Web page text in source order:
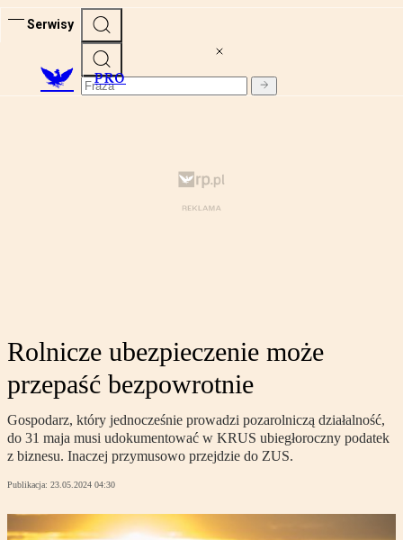
Serwisy
PRO
Rolnicze ubezpieczenie może
przepaść bezpowrotnie
Gospodarz, który jednocześnie prowadzi pozarolniczą działalność,
do 31 maja musi udokumentować w KRUS ubiegłoroczny podatek
z biznesu. Inaczej przymusowo przejdzie do ZUS.
Publikacja: 23.05.2024 04:30